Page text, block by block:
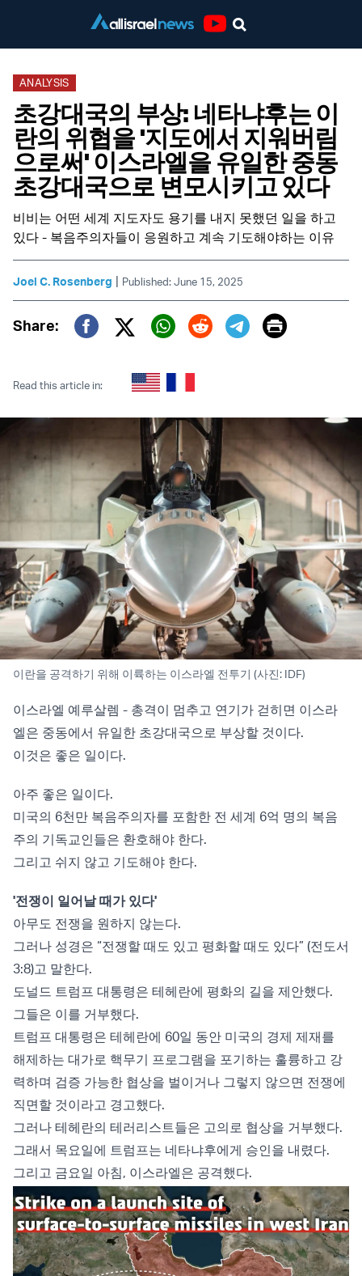
ANALYSIS
초강대국의 부상: 네타냐후는 이
란의 위협을 '지도에서 지워버림
으로써' 이스라엘을 유일한 중동
초강대국으로 변모시키고 있다
비비는 어떤 세계 지도자도 용기를 내지 못했던 일을 하고
있다 - 복음주의자들이 응원하고 계속 기도해야하는 이유
Joel C. Rosenberg | Published: June 15, 2025
Share:
Twitter (X)
Print
Read this article in:
이란을 공격하기 위해 이륙하는 이스라엘 전투기 (사진: IDF)
이스라엘 예루살렘 - 총격이 멈추고 연기가 걷히면 이스라
엘은 중동에서 유일한 초강대국으로 부상할 것이다.
이것은 좋은 일이다.
아주 좋은 일이다.
미국의 6천만 복음주의자를 포함한 전 세계 6억 명의 복음
주의 기독교인들은 환호해야 한다.
그리고 쉬지 않고 기도해야 한다.
'전쟁이 일어날 때가 있다'
아무도 전쟁을 원하지 않는다.
그러나 성경은 “전쟁할 때도 있고 평화할 때도 있다” (전도서
3:8)고 말한다.
도널드 트럼프 대통령은 테헤란에 평화의 길을 제안했다.
그들은 이를 거부했다.
트럼프 대통령은 테헤란에 60일 동안 미국의 경제 제재를
해제하는 대가로 핵무기 프로그램을 포기하는 훌륭하고 강
력하며 검증 가능한 협상을 벌이거나 그렇지 않으면 전쟁에
직면할 것이라고 경고했다.
그러나 테헤란의 테러리스트들은 고의로 협상을 거부했다.
그래서 목요일에 트럼프는 네타냐후에게 승인을 내렸다.
그리고 금요일 아침, 이스라엘은 공격했다.